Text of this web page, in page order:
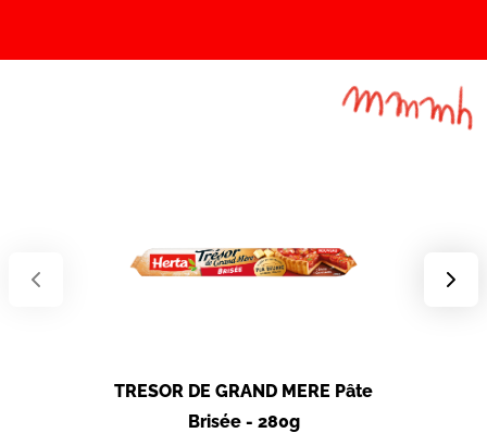
TRESOR DE GRAND MERE Pâte
Brisée - 280g